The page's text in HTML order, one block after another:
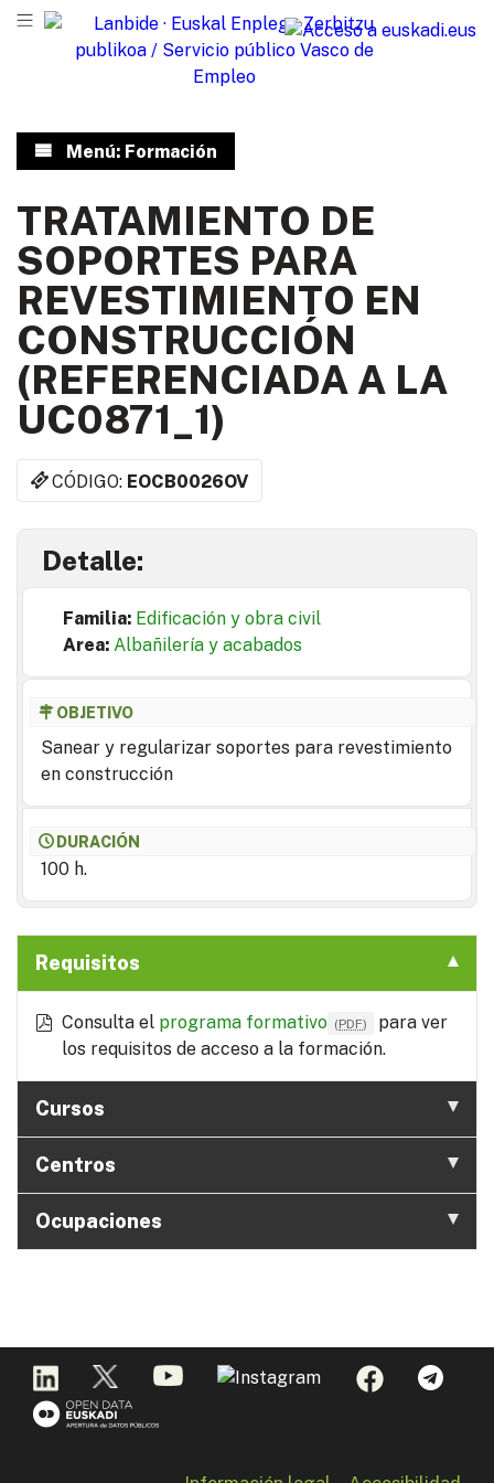
Menú: Formación
TRATAMIENTO DE
SOPORTES PARA
REVESTIMIENTO EN
CONSTRUCCIÓN
(REFERENCIADA A LA
UC0871_1)
CÓDIGO: EOCB0026OV
Detalle:
Familia: Edificación y obra civil
Area: Albañilería y acabados
OBJETIVO
Sanear y regularizar soportes para revestimiento
en construcción
DURACIÓN
100 h.
Requisitos
Consulta el programa formativo (PDF)
para ver
los requisitos de acceso a la formación.
Cursos
Centros
Ocupaciones